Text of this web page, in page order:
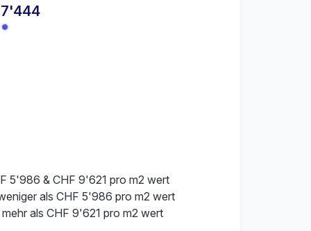
7'444
5'986 & CHF 9'621 pro m2 wert
als CHF 5'986 pro m2 wert
als CHF 9'621 pro m2 wert